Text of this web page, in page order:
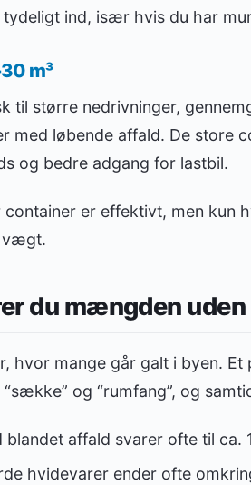
ind, især hvis du har
m³
til større nedrivninger,
med løbende affald. De store
og bedre adgang for lastbil.
container er effektivt, men kun
vægt.
du mængden
hvor mange går galt i byen.
og “rumfang”, og
affald svarer ofte til ca.
hvidevarer ender ofte